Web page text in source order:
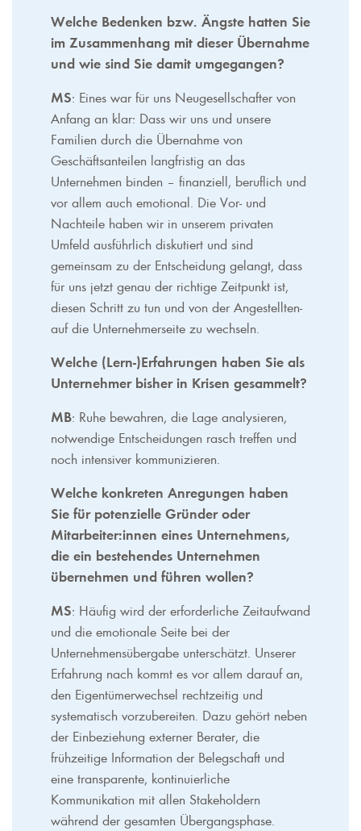
Welche Bedenken bzw. Ängste hatten Sie
im Zusammenhang mit dieser Übernahme
und wie sind Sie damit umgegangen?
MS: Eines war für uns Neugesellschafter von
Anfang an klar: Dass wir uns und unsere
Familien durch die Übernahme von
Geschäftsanteilen langfristig an das
Unternehmen binden – finanziell, beruflich und
vor allem auch emotional. Die Vor- und
Nachteile haben wir in unserem privaten
Umfeld ausführlich diskutiert und sind
gemeinsam zu der Entscheidung gelangt, dass
für uns jetzt genau der richtige Zeitpunkt ist,
diesen Schritt zu tun und von der Angestellten-
auf die Unternehmerseite zu wechseln.
Welche (Lern-)Erfahrungen haben Sie als
Unternehmer bisher in Krisen gesammelt?
MB: Ruhe bewahren, die Lage analysieren,
notwendige Entscheidungen rasch treffen und
noch intensiver kommunizieren.
Welche konkreten Anregungen haben
Sie für potenzielle Gründer oder
Mitarbeiter:innen eines Unternehmens,
die ein bestehendes Unternehmen
übernehmen und führen wollen?
MS: Häufig wird der erforderliche Zeitaufwand
und die emotionale Seite bei der
Unternehmensübergabe unterschätzt. Unserer
Erfahrung nach kommt es vor allem darauf an,
den Eigentümerwechsel rechtzeitig und
systematisch vorzubereiten. Dazu gehört neben
der Einbeziehung externer Berater, die
frühzeitige Information der Belegschaft und
eine transparente, kontinuierliche
Kommunikation mit allen Stakeholdern
während der gesamten Übergangsphase.